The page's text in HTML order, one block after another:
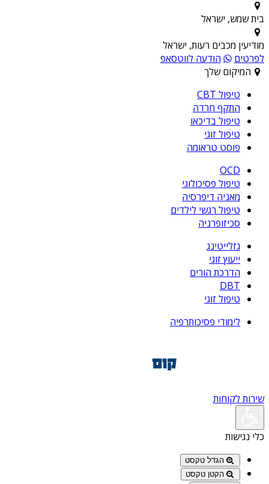
בית שמש, ישראל
מודיעין מכבים רעות, ישראל
לפרטים
הודעה לווטסאפ
המיקום שלך
טיפול CBT
התקף חרדה
טיפול בדיכאו
טיפול זוגי
פוסט טראומה
OCD
טיפול פסיכולוגי
מאניה דיפרסיה
טיפול רגשי לילדים
סכיזופרניה
גזלייטינג
ייעוץ זוגי
הדרכת הורים
DBT
טיפול זוגי
לימודי פסיכותרפיה
שירות לקוחות
כלי נגישות
הגדל טקסט
הקטן טקסט